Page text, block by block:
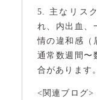
5. 主なリス
れ、内出血、
情の違和感（
通常数週間〜
合があります。
<関連ブログ>